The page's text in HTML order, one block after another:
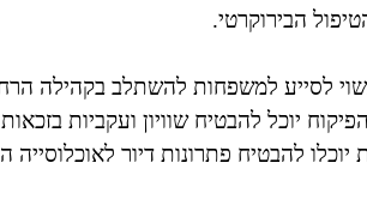
הבירוקרטי.
לסייע למשפחות להשתלב בקהילה
יוכל להבטיח שוויון ועקביות
יוכלו להבטיח פתרונות דיור